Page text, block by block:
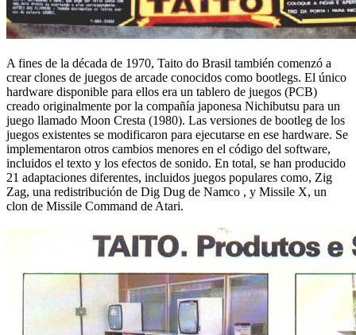
A fines de la década de 1970, Taito do Brasil también comenzó a
crear clones de juegos de arcade conocidos como bootlegs. El único
hardware disponible para ellos era un tablero de juegos (PCB)
creado originalmente por la compañía japonesa Nichibutsu para un
juego llamado Moon Cresta (1980). Las versiones de bootleg de los
juegos existentes se modificaron para ejecutarse en ese hardware. Se
implementaron otros cambios menores en el código del software,
incluidos el texto y los efectos de sonido. En total, se han producido
21 adaptaciones diferentes, incluidos juegos populares como, Zig
Zag, una redistribución de Dig Dug de Namco , y Missile X, un
clon de Missile Command de Atari.